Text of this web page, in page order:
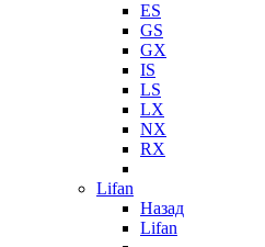
ES
GS
GX
IS
LS
LX
NX
RX
Lifan
Назад
Lifan